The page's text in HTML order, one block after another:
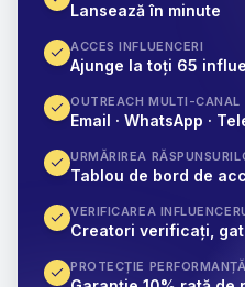
Lansează în minute
ACCES INFLUENCERI
Ajunge la toți 65
OUTREACH MULTI-CANAL
Email · WhatsApp ·
URMĂRIREA
Tablou de bord de
VERIFICAREA
Creatori verificați,
PROTECȚIE PERFORMANȚĂ